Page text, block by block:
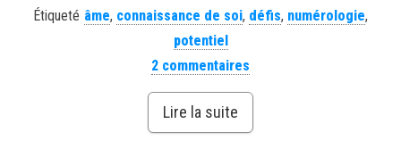
Étiqueté âme, connaissance de soi, défis, numérologie,
potentiel
2 commentaires
Lire la suite